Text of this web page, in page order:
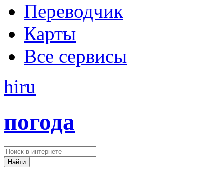
Переводчик
Карты
Все сервисы
hiru
погода
Найти